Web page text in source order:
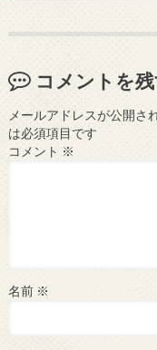
コメントを
メールアドレスが公開さ
は必須項目です
コメント ※
名前 ※